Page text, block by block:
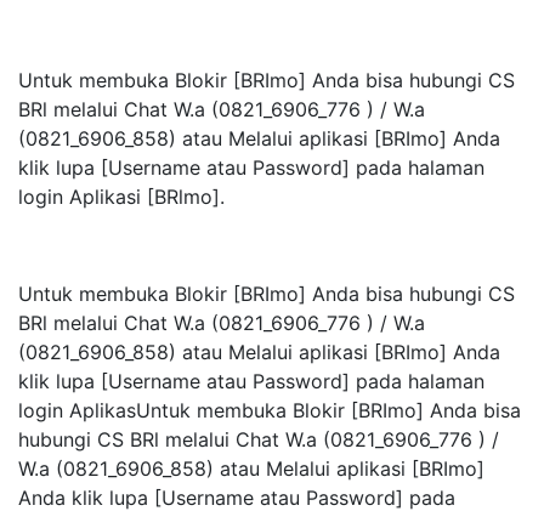
Untuk membuka Blokir [BRImo] Anda bisa hubungi CS
BRl melalui Chat W.a (0821_6906_776 ) / W.a
(0821_6906_858) atau Melalui aplikasi [BRImo] Anda
klik lupa [Username atau Password] pada halaman
login Aplikasi [BRlmo].
Untuk membuka Blokir [BRImo] Anda bisa hubungi CS
BRl melalui Chat W.a (0821_6906_776 ) / W.a
(0821_6906_858) atau Melalui aplikasi [BRImo] Anda
klik lupa [Username atau Password] pada halaman
login AplikasUntuk membuka Blokir [BRImo] Anda bisa
hubungi CS BRl melalui Chat W.a (0821_6906_776 ) /
W.a (0821_6906_858) atau Melalui aplikasi [BRImo]
Anda klik lupa [Username atau Password] pada